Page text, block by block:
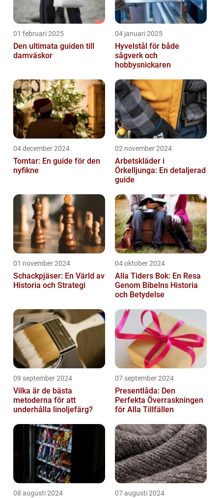
01 februari 2025
Den ultimata guiden till
damväskor
04 januari 2025
Hyvelstål för både
sågverk och
hobbysnickaren
04 december 2024
Tomtar: En guide för den
nyfikne
02 november 2024
Arbetskläder i
Örkelljunga: En detaljerad
guide
01 november 2024
Schackpjäser: En Värld av
Historia och Strategi
04 oktober 2024
Alla Tiders Bok: En Resa
Genom Bibelns Historia
och Betydelse
09 september 2024
Vilka är de bästa
metoderna för att
underhålla linoljefärg?
07 september 2024
Presentlåda: Den
Perfekta Överraskningen
för Alla Tillfällen
08 augusti 2024 07 augusti 2024